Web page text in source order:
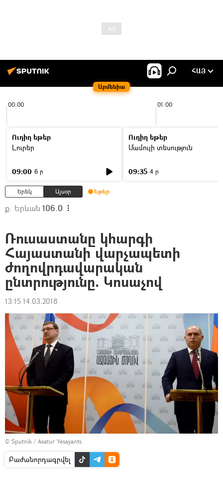
Արմենիա
ՀԱՅ
00:00 01:00
Ուղիղ եթեր
Լուրեր
09:00 6 ր
Ուղիղ եթեր
Մամուլի տեսություն
09:35 4 ր
Երեկ Այսօր Եթեր
ք. Երևան 106.0
Ռուսաստանը կհարգի
Հայաստանի վարչապետի
ժողովրդավարական
ընտրությունը. Կոսաչով
13:15 14.03.2018
© Sputnik / Asatur Yesayants
Բաժանորդագրվել